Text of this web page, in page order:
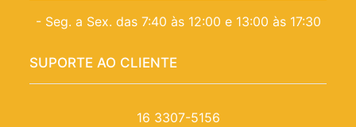
- Seg. a Sex. das 7:40 às 12:00 e 13:00 às 17:30
SUPORTE AO CLIENTE
16 3307-5156